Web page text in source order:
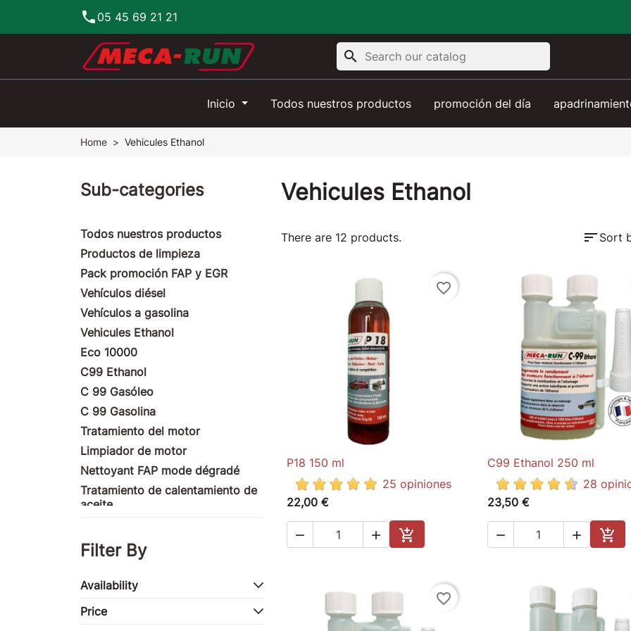
phone 05 45 69 21 21
search
Inicio Todos nuestros productos promoción del día
Home Vehicules Ethanol
Sub-categories
Todos nuestros productos
Productos de limpieza
Pack promoción FAP y EGR
Vehículos diésel
Vehículos a gasolina
Vehicules Ethanol
Eco 10000
C99 Ethanol
C 99 Gasóleo
C 99 Gasolina
Tratamiento del motor
Limpiador de motor
Nettoyant FAP mode dégradé
Tratamiento de calentamiento de
aceite
Tratamiento de fachada
Productos ULM
Productos de motocicletas
Tratamiento de la competencia
Filter By
Availability
Price
Vehicules Ethanol
There are 12 products. sort Sort
favorite_border

P18 150 ml
25 opiniones
22,00 €
  
Add to cart
 Quick view
C99 Ethanol 250 ml
28
23,50 €
  
Add
favorite_border